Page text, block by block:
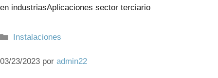
en industriasAplicaciones sector terciario
Categorías
Instalaciones
03/23/2023 por admin22